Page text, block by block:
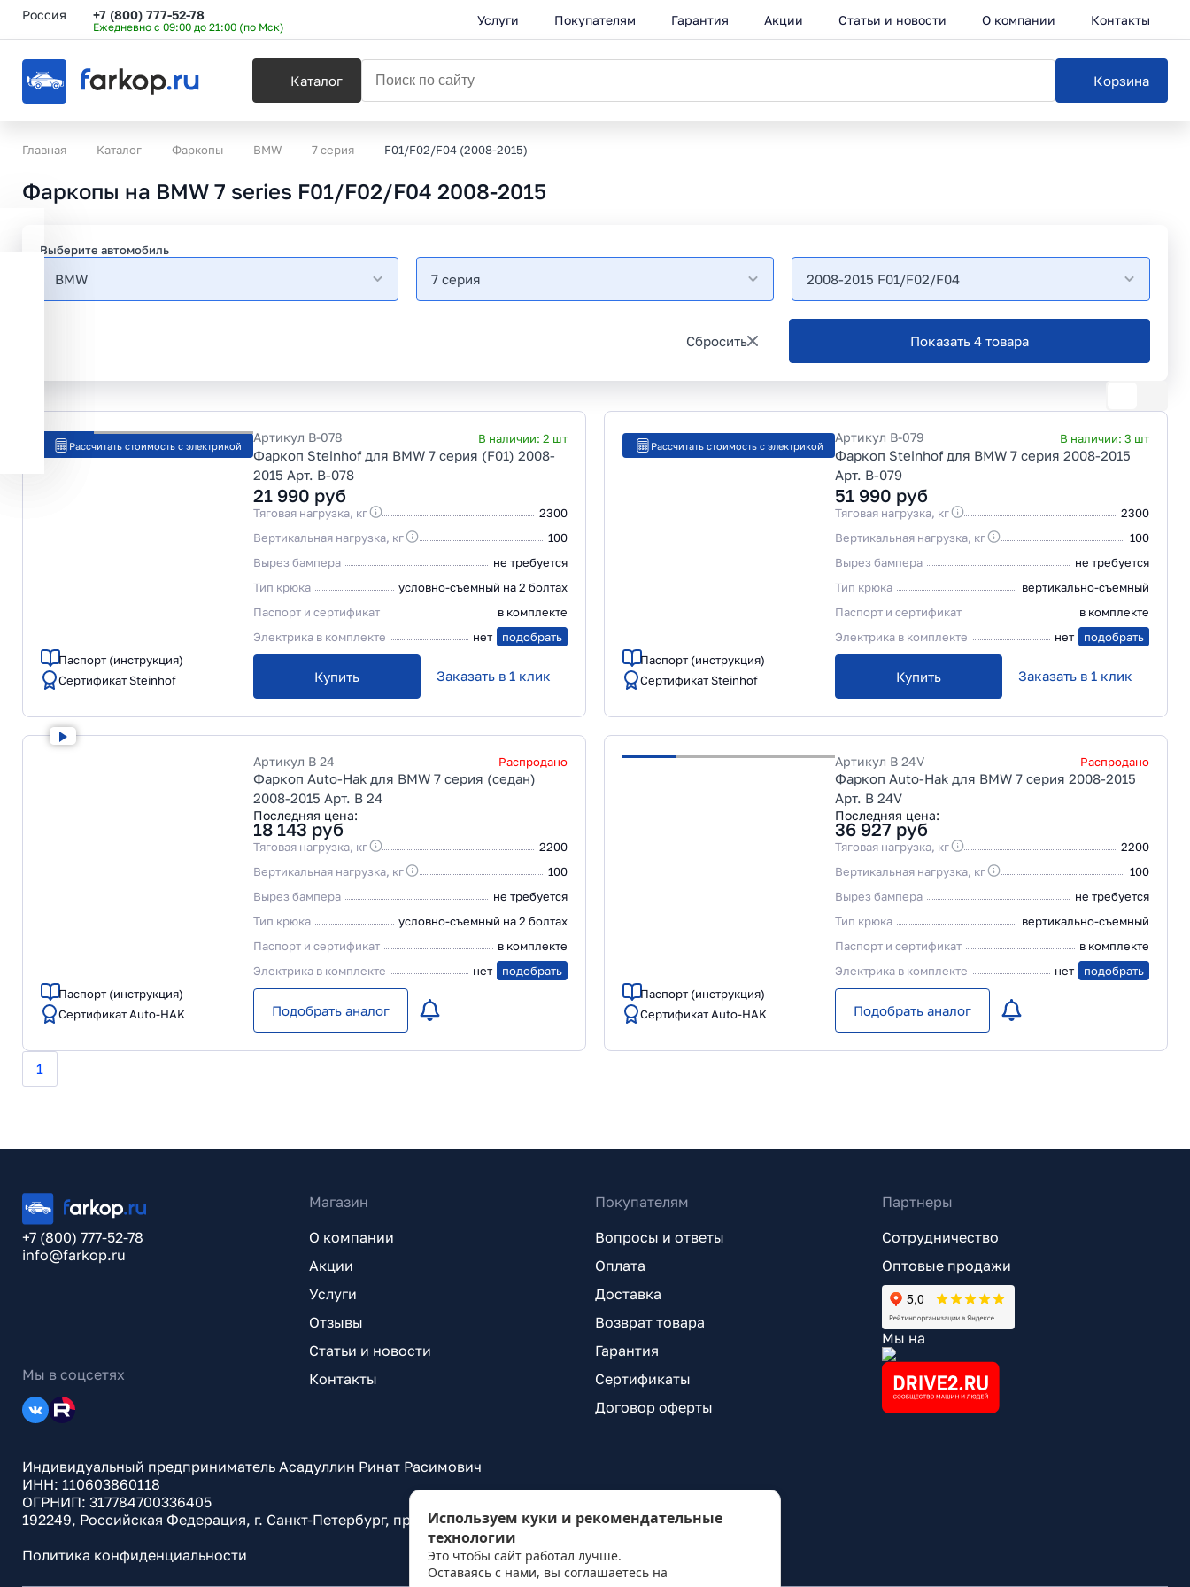
Россия +7 (800) 777-52-78
Ежедневно с 09:00 до 21:00 (по Мск) Услуги Покупателям Гарантия Акции Статьи и новости О компании Контакты
Каталог Корзина
Главная Каталог Фаркопы BMW 7 серия F01/F02/F04 (2008-2015)
Фаркопы на BMW 7 series F01/F02/F04 2008-2015
Выберите автомобиль
BMW 7 серия 2008-2015 F01/F02/F04
Сбросить Показать 4 товара
Рассчитать стоимость с электрикой
Паспорт (инструкция)
Сертификат Steinhof
Артикул B-078 В наличии: 2 шт
Фаркоп Steinhof для BMW 7 серия (F01) 2008-
2015 Арт. B-078
21 990 руб
Тяговая нагрузка, кг
2300
Вертикальная нагрузка, кг
100
Вырез бампера
не требуется
Тип крюка
условно-съемный на 2 болтах
Паспорт и сертификат
в комплекте
Электрика в комплекте
нет подобрать
Купить Заказать в 1 клик
Рассчитать стоимость с электрикой
Паспорт (инструкция)
Сертификат Steinhof
Артикул B-079 В наличии: 3 шт
Фаркоп Steinhof для BMW 7 серия 2008-2015
Арт. B-079
51 990 руб
Тяговая нагрузка, кг
2300
Вертикальная нагрузка, кг
100
Вырез бампера
не требуется
Тип крюка
вертикально-съемный
Паспорт и сертификат
в комплекте
Электрика в комплекте
нет подобрать
Купить Заказать в 1 клик
Паспорт (инструкция)
Сертификат Auto-HAK
Артикул B 24 Распродано
Фаркоп Auto-Hak для BMW 7 серия (седан)
2008-2015 Арт. B 24
Последняя цена:
18 143 руб
Тяговая нагрузка, кг
2200
Вертикальная нагрузка, кг
100
Вырез бампера
не требуется
Тип крюка
условно-съемный на 2 болтах
Паспорт и сертификат
в комплекте
Электрика в комплекте
нет подобрать
Подобрать аналог
Паспорт (инструкция)
Сертификат Auto-HAK
Артикул B 24V Распродано
Фаркоп Auto-Hak для BMW 7 серия 2008-2015
Арт. B 24V
Последняя цена:
36 927 руб
Тяговая нагрузка, кг
2200
Вертикальная нагрузка, кг
100
Вырез бампера
не требуется
Тип крюка
вертикально-съемный
Паспорт и сертификат
в комплекте
Электрика в комплекте
нет подобрать
Подобрать аналог
1
+7 (800) 777-52-78
info@farkop.ru
Мы в соцсетях
Магазин
О компании
Акции
Услуги
Отзывы
Статьи и новости
Контакты
Покупателям
Вопросы и ответы
Оплата
Доставка
Возврат товара
Гарантия
Сертификаты
Договор оферты
Партнеры
Сотрудничество
Оптовые продажи
Мы на
Индивидуальный предприниматель Асадуллин Ринат Расимович
ИНН: 110603860118
ОГРНИП: 317784700336405
192249, Российская Федерация, г. Санкт-Петербург, проспект Александровской Фермы, д. 29, лит. ВГ
Политика конфиденциальности
Используем куки и рекомендательные
технологии
Это чтобы сайт работал лучше.
Оставаясь с нами, вы соглашаетесь на